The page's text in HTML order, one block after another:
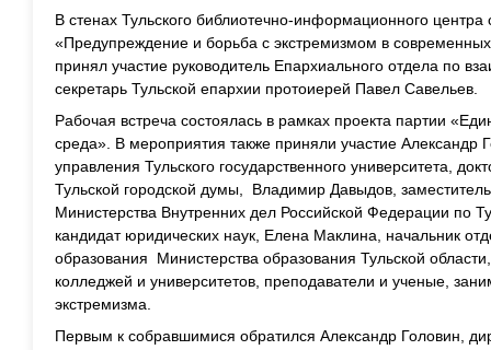
В стенах Тульского библиотечно-информационного центра
«Предупреждение и борьба с экстремизмом в современных
принял участие руководитель Епархиального отдела по
секретарь Тульской епархии протоиерей Павел Савельев.
Рабочая встреча состоялась в рамках проекта партии
среда». В мероприятия также приняли участие Александр
управления Тульского государственного университета,
Тульской городской думы, Владимир Давыдов,
Министерства Внутренних дел Российской Федерации по
кандидат юридических наук, Елена Маклина, начальник
образования Министерства образования Тульской
колледжей и университетов, преподаватели и ученые,
экстремизма.
Первым к собравшимися обратился Александр Головин,